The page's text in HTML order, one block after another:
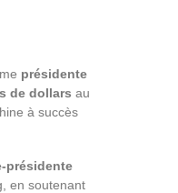
présidente
de dollars au
à succès
présidente
en soutenant